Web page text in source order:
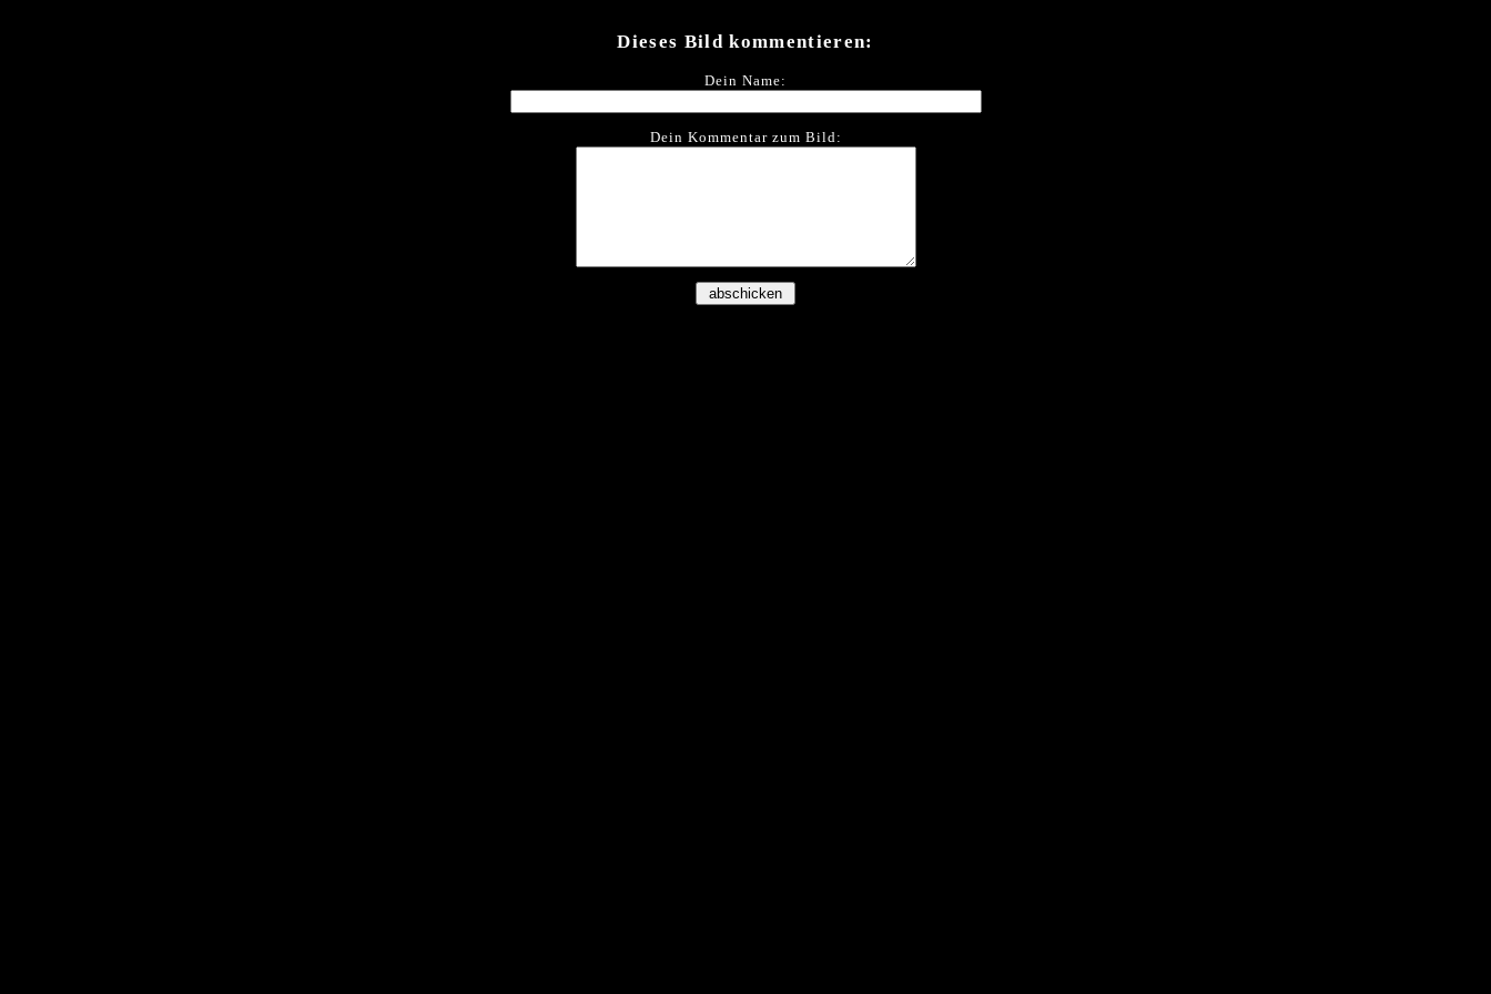
Dieses Bild kommentieren:
Dein Name:
Dein Kommentar zum Bild: